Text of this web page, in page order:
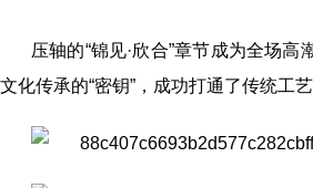
压轴的“锦见·欣合”章节成为全场
文化传承的“密钥”，成功打通了传统工